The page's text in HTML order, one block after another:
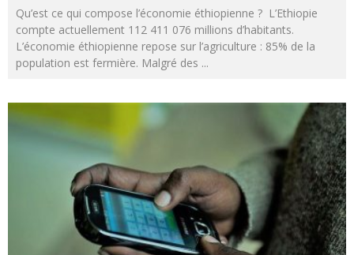
Qu’est ce qui compose l’économie éthiopienne ? L’Ethiopie
compte actuellement 112 411 076 millions d’habitants.
L’économie éthiopienne repose sur l’agriculture : 85% de la
population est fermière. Malgré des ...